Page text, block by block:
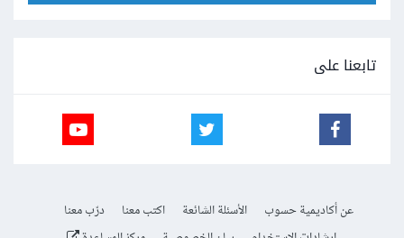
تابعنا على
عن أكاديمية حسوب الأسئلة الشائعة اكتب معنا
درّب معنا